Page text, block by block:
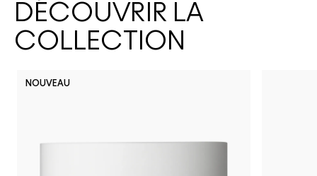
DÉCOUVRIR LA
COLLECTION
NOUVEAU